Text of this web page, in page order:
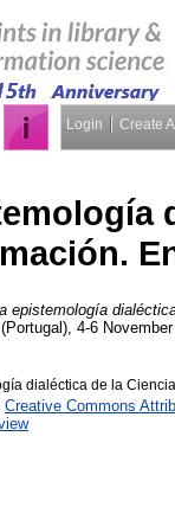
Login Create
epistemología
4-6
dialéctica de la
Creative Commons